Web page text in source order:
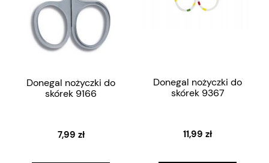
Donegal nożyczki do
skórek 9166
7,99 zł
Donegal nożyczki do
skórek 9367
11,99 zł